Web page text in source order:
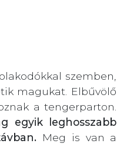
szemben,
magukat. Elbűvölő
a tengerparton.
egyik leghosszabb
Meg is van a